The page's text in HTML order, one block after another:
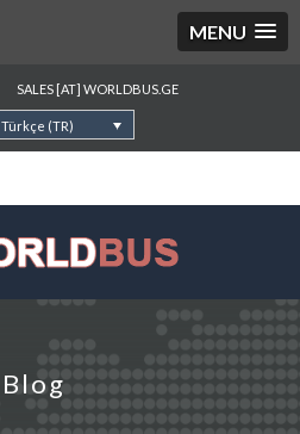
MENU
SALES [AT] WORLDBUS.GE
Türkçe (TR)
Blog